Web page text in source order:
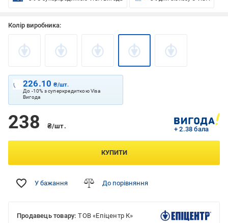
Колір виробника:
226.10₴/шт.
До -10% з суперкредиткою Visa
Вигода
238 ₴/шт. + 2.38 бала
КУПИТИ
У бажання До порівняння
Продавець товару: ТОВ «Епіцентр К»